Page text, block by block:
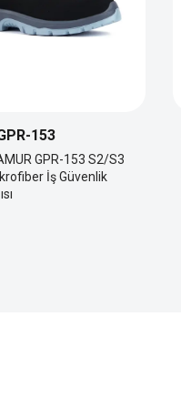
153
GPR-153 S2/S3
İş Güvenlik